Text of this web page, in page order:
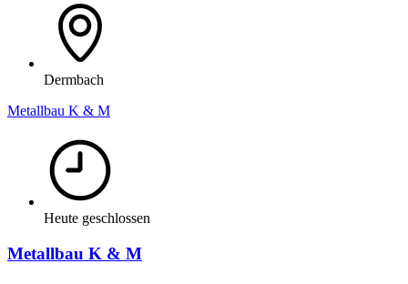
Dermbach
Metallbau K & M
Heute geschlossen
Metallbau K & M